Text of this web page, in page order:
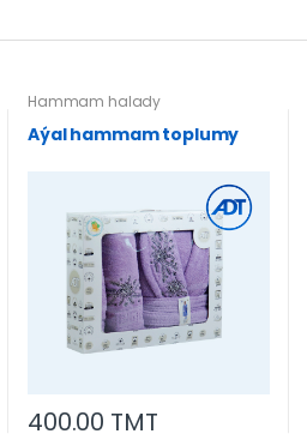
Hammam halady
Aýal hammam toplumy
400.00 TMT